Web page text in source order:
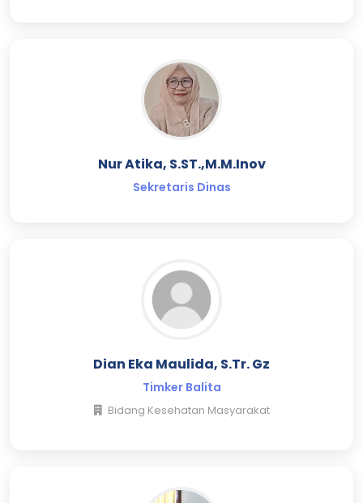
Nur Atika, S.ST.,M.M.Inov
Sekretaris Dinas
Dian Eka Maulida, S.Tr. Gz
Timker Balita
Bidang Kesehatan Masyarakat